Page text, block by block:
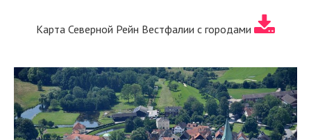
Карта Северной Рейн Вестфалии с городами